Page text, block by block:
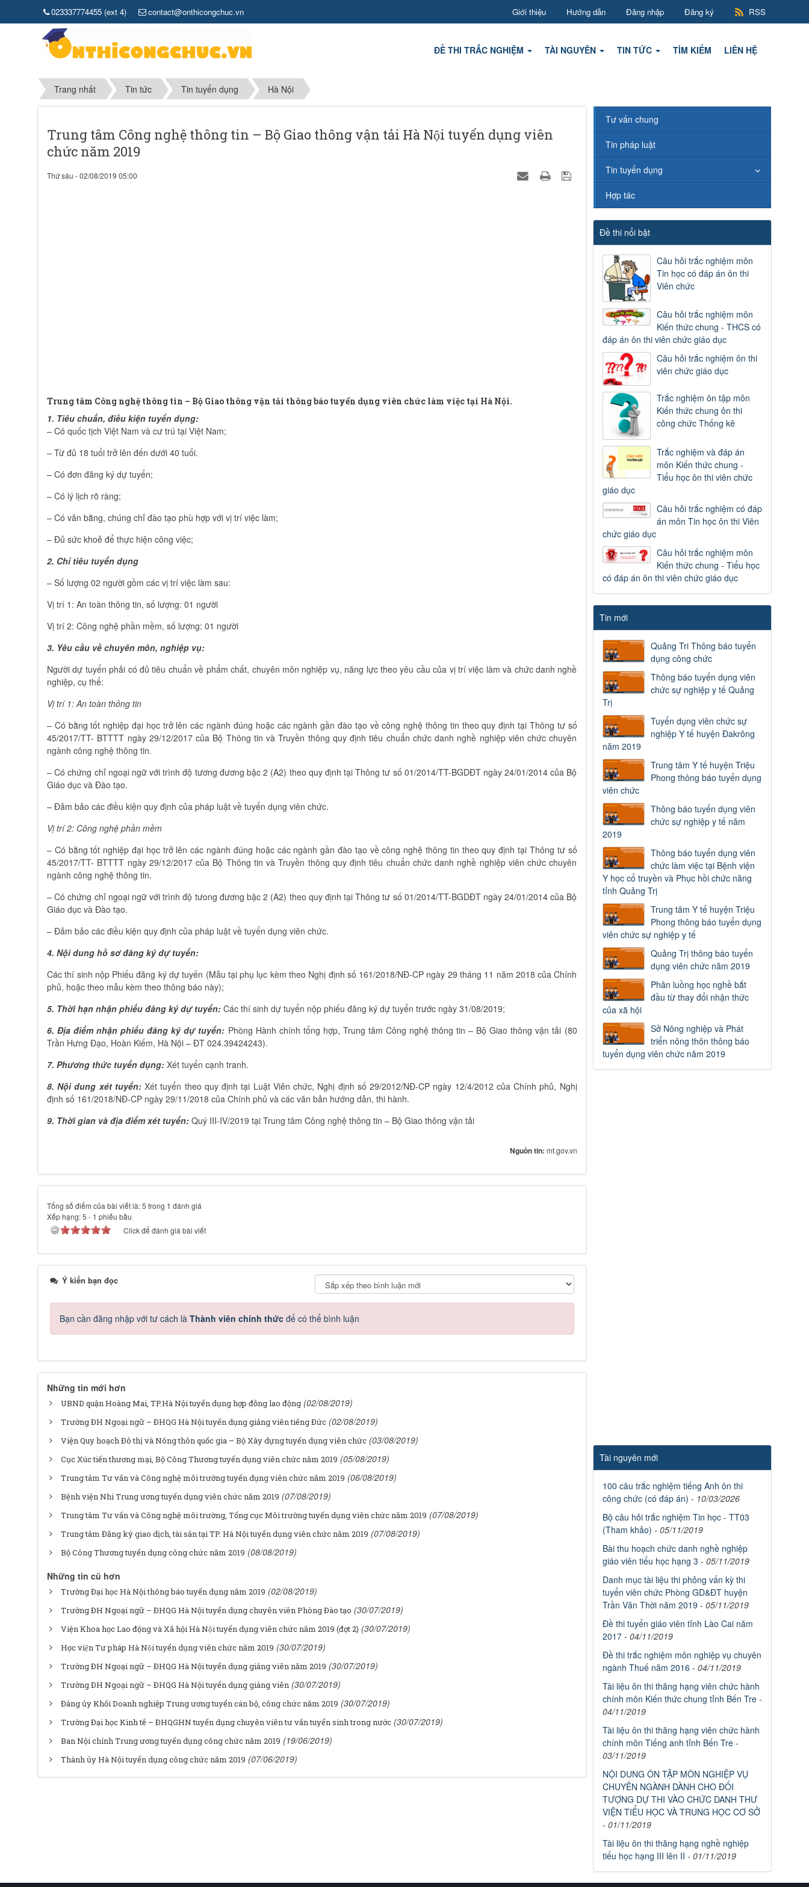
023337774455 (ext 4) contact@onthicongchuc.vn Giới thiệu Hướng dẫn Đăng nhập Đăng ký RSS
ĐỀ THI TRẮC NGHIỆM TÀI NGUYÊN TIN TỨC TÌM KIẾM LIÊN HỆ
Trang nhất Tin tức Tin tuyển dụng Hà Nội
Trung tâm Công nghệ thông tin – Bộ Giao thông vận tải Hà Nội tuyển dụng viên
chức năm 2019
Thứ sáu - 02/08/2019 05:00
Trung tâm Công nghệ thông tin – Bộ Giao thông vận tải thông báo tuyển dụng viên chức làm việc tại Hà Nội.
1. Tiêu chuẩn, điều kiện tuyển dụng:
– Có quốc tịch Việt Nam và cư trú tại Việt Nam;
– Từ đủ 18 tuổi trở lên đến dưới 40 tuổi.
– Có đơn đăng ký dự tuyển;
– Có lý lịch rõ ràng;
– Có văn bằng, chúng chỉ đào tạo phù hợp với vị trí việc làm;
– Đủ sức khoẻ để thực hiện công việc;
2. Chỉ tiêu tuyển dụng
– Số lượng 02 người gồm các vị trí việc làm sau:
Vị trí 1: An toàn thông tin, số lượng: 01 người
Vị trí 2: Công nghệ phần mềm, số lượng: 01 người
3. Yêu cầu về chuyên môn, nghiệp vụ:
Người dự tuyển phải có đủ tiêu chuẩn về phẩm chất, chuyên môn nghiệp vụ, năng lực theo yêu cầu của vị trí việc làm và chức danh nghề
nghiệp, cụ thể:
Vị trí 1: An toàn thông tin
– Có bằng tốt nghiệp đại học trở lên các ngành đúng hoặc các ngành gần đào tạo về công nghệ thông tin theo quy định tại Thông tư số
45/2017/TT- BTTTT ngày 29/12/2017 của Bộ Thông tin và Truyền thông quy định tiêu chuẩn chức danh nghề nghiệp viên chức chuyên
ngành công nghệ thông tin.
– Có chứng chỉ ngoại ngữ với trình độ tương đương bậc 2 (A2) theo quy định tại Thông tư số 01/2014/TT-BGDĐT ngày 24/01/2014 của Bộ
Giáo dục và Đào tạo.
– Đảm bảo các điều kiện quy định của pháp luật về tuyển dụng viên chức.
Vị trí 2: Công nghệ phần mềm
– Có bằng tốt nghiệp đại học trở lên các ngành đúng hoặc các ngành gần đào tạo về công nghệ thông tin theo quy định tại Thông tư số
45/2017/TT- BTTTT ngày 29/12/2017 của Bộ Thông tin và Truyền thông quy định tiêu chuẩn chức danh nghề nghiệp viên chức chuyên
ngành công nghệ thông tin.
– Có chứng chỉ ngoại ngữ với trình độ tưong đương bậc 2 (A2) theo quy định tại Thông tư số 01/2014/TT-BGDĐT ngày 24/01/2014 của Bộ
Giáo dục và Đào tạo.
– Đảm bảo các điều kiện quy định của pháp luật về tuyển dụng viên chức.
4. Nội dung hồ sơ đăng ký dự tuyển:
Các thí sinh nộp Phiếu đăng ký dự tuyến (Mẫu tại phụ lục kèm theo Nghị định số 161/2018/NĐ-CP ngày 29 tháng 11 năm 2018 của Chính
phủ, hoặc theo mẫu kèm theo thông báo này);
5. Thời hạn nhận phiếu đăng ký dự tuyển: Các thí sinh dự tuyển nộp phiếu đăng ký dự tuyển trước ngày 31/08/2019;
6. Địa điểm nhận phiếu đăng ký dự tuyển: Phòng Hành chính tổng hợp, Trung tâm Công nghệ thông tin – Bộ Giao thông vận tải (80
Trần Hưng Đạo, Hoàn Kiếm, Hà Nội – ĐT 024.39424243).
7. Phương thức tuyển dụng: Xét tuyển cạnh tranh.
8. Nội dung xét tuyển:Xét tuyển theo quy định tại Luật Viên chức, Nghị định số 29/2012/NĐ-CP ngày 12/4/2012 của Chính phủ, Nghị
định số 161/2018/NĐ-CP ngày 29/11/2018 của Chính phủ và các văn bản hướng dẫn, thi hành.
9. Thời gian và địa điểm xét tuyển: Quý III-IV/2019 tại Trung tâm Công nghệ thông tin – Bộ Giao thông vận tải
Nguồn tin: mt.gov.vn
Tổng số điểm của bài viết là: 5 trong 1 đánh giá
Xếp hạng:5 - 1 phiếu bầu
Click để đánh giá bài viết
Ý kiến bạn đọc
Bạn cần đăng nhập với tư cách là Thành viên chính thức để có thể bình luận
Những tin mới hơn
UBND quận Hoàng Mai, TP.Hà Nội tuyển dụng hợp đồng lao động (02/08/2019)
Trường ĐH Ngoại ngữ – ĐHQG Hà Nội tuyển dụng giảng viên tiếng Đức (02/08/2019)
Viện Quy hoạch Đô thị và Nông thôn quốc gia – Bộ Xây dựng tuyển dụng viên chức (03/08/2019)
Cục Xúc tiến thương mại, Bộ Công Thương tuyển dụng viên chức năm 2019 (05/08/2019)
Trung tâm Tư vấn và Công nghệ môi trường tuyển dụng viên chức năm 2019 (06/08/2019)
Bệnh viện Nhi Trung ương tuyển dụng viên chức năm 2019 (07/08/2019)
Trung tâm Tư vấn và Công nghệ môi trường, Tổng cục Môi trường tuyển dụng viên chức năm 2019 (07/08/2019)
Trung tâm Đăng ký giao dịch, tài sản tại TP. Hà Nội tuyển dụng viên chức năm 2019 (07/08/2019)
Bộ Công Thương tuyển dụng công chức năm 2019 (08/08/2019)
Những tin cũ hơn
Trường Đại học Hà Nội thông báo tuyển dụng năm 2019 (02/08/2019)
Trường ĐH Ngoại ngữ – ĐHQG Hà Nội tuyển dụng chuyên viên Phòng Đào tạo (30/07/2019)
Viện Khoa học Lao động và Xã hội Hà Nội tuyển dụng viên chức năm 2019 (đợt 2) (30/07/2019)
Học viện Tư pháp Hà Nội tuyển dụng viên chức năm 2019 (30/07/2019)
Trường ĐH Ngoại ngữ – ĐHQG Hà Nội tuyển dụng giảng viên năm 2019 (30/07/2019)
Trường ĐH Ngoại ngữ – ĐHQG Hà Nội tuyển dụng giảng viên (30/07/2019)
Đảng ủy Khối Doanh nghiệp Trung ương tuyển cán bộ, công chức năm 2019 (30/07/2019)
Trường Đại học Kinh tế – ĐHQGHN tuyển dụng chuyên viên tư vấn tuyển sinh trong nước (30/07/2019)
Ban Nội chính Trung ương tuyển dụng công chức năm 2019 (19/06/2019)
Thành ủy Hà Nội tuyển dụng công chức năm 2019 (07/06/2019)
Tư vấn chung
Tin pháp luật
Tin tuyển dụng
Hợp tác
Đề thi nổi bật
Câu hỏi trắc nghiệm môn
Tin học có đáp án ôn thi
Viên chức
Câu hỏi trắc nghiệm môn
Kiến thức chung - THCS có
đáp án ôn thi viên chức giáo dục
Câu hỏi trắc nghiệm ôn thi
viên chức giáo dục
Trắc nghiệm ôn tập môn
Kiến thức chung ôn thi
công chức Thống kê
Trắc nghiệm và đáp án
môn Kiến thức chung -
Tiểu học ôn thi viên chức
giáo dục
Câu hỏi trắc nghiệm có đáp
án môn Tin học ôn thi Viên
chức giáo dục
Câu hỏi trắc nghiệm môn
Kiến thức chung - Tiểu học
có đáp án ôn thi viên chức giáo dục
Tin mới
Quảng Tri Thông báo tuyển
dụng công chức
Thông báo tuyển dụng viên
chức sự nghiệp y tế Quảng
Trị
Tuyển dụng viên chức sự
nghiệp Y tế huyện Đakrông
năm 2019
Trung tâm Y tế huyện Triệu
Phong thông báo tuyển dụng
viên chức
Thông báo tuyển dụng viên
chức sự nghiệp y tế năm
2019
Thông báo tuyển dụng viên
chức làm việc tại Bệnh viện
Y học cổ truyền và Phục hồi chức năng
tỉnh Quảng Trị
Trung tâm Y tế huyện Triệu
Phong thông báo tuyển dụng
viên chức sự nghiệp y tế
Quảng Trị thông báo tuyển
dụng viên chức năm 2019
Phân luồng học nghề bắt
đầu từ thay đổi nhận thức
của xã hội
Sở Nông nghiệp và Phát
triển nông thôn thông báo
tuyển dụng viên chức năm 2019
Tài nguyên mới
100 câu trắc nghiệm tiếng Anh ôn thi
công chức (có đáp án) - 10/03/2026
Bộ câu hỏi trắc nghiệm Tin học - TT03
(Tham khảo) - 05/11/2019
Bài thu hoạch chức danh nghề nghiệp
giáo viên tiểu học hạng 3 - 05/11/2019
Danh mục tài liệu thi phỏng vấn kỳ thi
tuyển viên chức Phòng GD&ĐT huyện
Trần Văn Thời năm 2019 - 05/11/2019
Đề thi tuyển giáo viên tỉnh Lào Cai năm
2017- 04/11/2019
Đề thi trắc nghiệm môn nghiệp vụ chuyên
ngành Thuế năm 2016 - 04/11/2019
Tài liệu ôn thi thăng hạng viên chức hành
chính môn Kiến thức chung tỉnh Bến Tre-
04/11/2019
Tài liệu ôn thi thăng hạng viên chức hành
chính môn Tiếng anh tỉnh Bến Tre-
03/11/2019
NỘI DUNG ÔN TẬP MÔN NGHIỆP VỤ
CHUYÊN NGÀNH DÀNH CHO ĐỐI
TƯỢNG DỰ THI VÀO CHỨC DANH THƯ
VIỆN TIỂU HỌC VÀ TRUNG HỌC CƠ SỞ
- 01/11/2019
Tài liệu ôn thi thăng hạng nghề nghiệp
tiểu học hạng III lên II - 01/11/2019